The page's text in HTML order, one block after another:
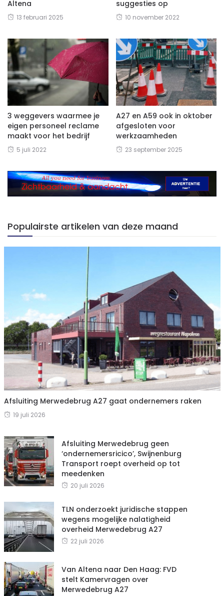
Altena
13 februari 2025
suggesties op
10 november 2022
3 weggevers waarmee je
eigen personeel reclame
maakt voor het bedrijf
5 juli 2022
A27 en A59 ook in oktober
afgesloten voor
werkzaamheden
23 september 2025
Populairste artikelen van deze maand
Afsluiting Merwedebrug A27 gaat ondernemers raken
19 juli 2026
Afsluiting Merwedebrug geen
‘ondernemersricico’, Swijnenburg
Transport roept overheid op tot
meedenken
20 juli 2026
TLN onderzoekt juridische stappen
wegens mogelijke nalatigheid
overheid Merwedebrug A27
22 juli 2026
Van Altena naar Den Haag: FVD
stelt Kamervragen over
Merwedebrug A27